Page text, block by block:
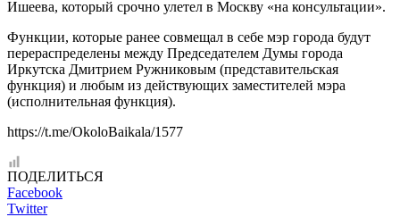
Ишеева, который срочно улетел в Москву «на консультации».
Функции, которые ранее совмещал в себе мэр города будут
перераспределены между Председателем Думы города
Иркутска Дмитрием Ружниковым (представительская
функция) и любым из действующих заместителей мэра
(исполнительная функция).
https://t.me/OkoloBaikala/1577
ПОДЕЛИТЬСЯ
Facebook
Twitter